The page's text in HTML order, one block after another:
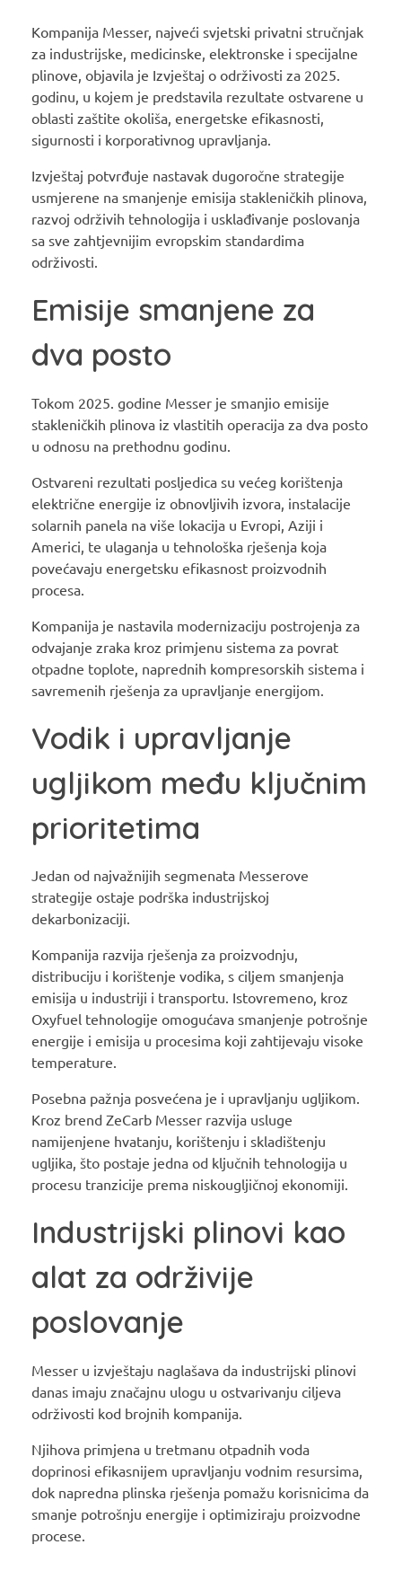
Kompanija Messer, najveći svjetski privatni stručnjak
za industrijske, medicinske, elektronske i specijalne
plinove, objavila je Izvještaj o održivosti za 2025.
godinu, u kojem je predstavila rezultate ostvarene u
oblasti zaštite okoliša, energetske efikasnosti,
sigurnosti i korporativnog upravljanja.
Izvještaj potvrđuje nastavak dugoročne strategije
usmjerene na smanjenje emisija stakleničkih plinova,
razvoj održivih tehnologija i usklađivanje poslovanja
sa sve zahtjevnijim evropskim standardima
održivosti.
Emisije smanjene za
dva posto
Tokom 2025. godine Messer je smanjio emisije
stakleničkih plinova iz vlastitih operacija za dva posto
u odnosu na prethodnu godinu.
Ostvareni rezultati posljedica su većeg korištenja
električne energije iz obnovljivih izvora, instalacije
solarnih panela na više lokacija u Evropi, Aziji i
Americi, te ulaganja u tehnološka rješenja koja
povećavaju energetsku efikasnost proizvodnih
procesa.
Kompanija je nastavila modernizaciju postrojenja za
odvajanje zraka kroz primjenu sistema za povrat
otpadne toplote, naprednih kompresorskih sistema i
savremenih rješenja za upravljanje energijom.
Vodik i upravljanje
ugljikom među ključnim
prioritetima
Jedan od najvažnijih segmenata Messerove
strategije ostaje podrška industrijskoj
dekarbonizaciji.
Kompanija razvija rješenja za proizvodnju,
distribuciju i korištenje vodika, s ciljem smanjenja
emisija u industriji i transportu. Istovremeno, kroz
Oxyfuel tehnologije omogućava smanjenje potrošnje
energije i emisija u procesima koji zahtijevaju visoke
temperature.
Posebna pažnja posvećena je i upravljanju ugljikom.
Kroz brend ZeCarb Messer razvija usluge
namijenjene hvatanju, korištenju i skladištenju
ugljika, što postaje jedna od ključnih tehnologija u
procesu tranzicije prema niskougljičnoj ekonomiji.
Industrijski plinovi kao
alat za održivije
poslovanje
Messer u izvještaju naglašava da industrijski plinovi
danas imaju značajnu ulogu u ostvarivanju ciljeva
održivosti kod brojnih kompanija.
Njihova primjena u tretmanu otpadnih voda
doprinosi efikasnijem upravljanju vodnim resursima,
dok napredna plinska rješenja pomažu korisnicima da
smanje potrošnju energije i optimiziraju proizvodne
procese.